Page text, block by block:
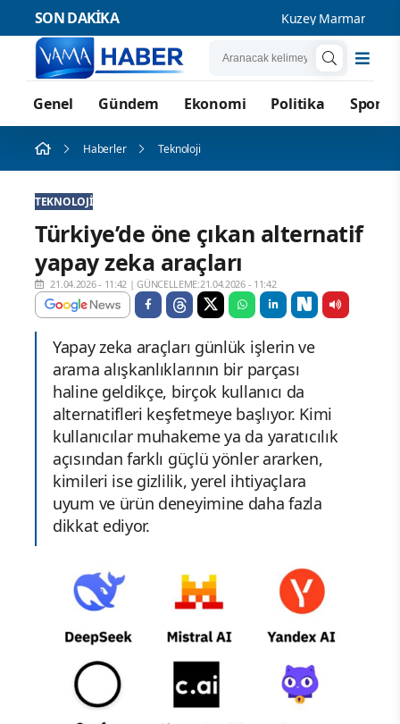
SON DAKİKA Kuzey Marmara
Genel Gündem Ekonomi Politika Spor
Haberler Teknoloji
TEKNOLOJI
Türkiye’de öne çıkan alternatif
yapay zeka araçları
21.04.2026 - 11:42 |GÜNCELLEME:21.04.2026 - 11:42
Yapay zeka araçları günlük işlerin ve
arama alışkanlıklarının bir parçası
haline geldikçe, birçok kullanıcı da
alternatifleri keşfetmeye başlıyor. Kimi
kullanıcılar muhakeme ya da yaratıcılık
açısından farklı güçlü yönler ararken,
kimileri ise gizlilik, yerel ihtiyaçlara
uyum ve ürün deneyimine daha fazla
dikkat ediyor.